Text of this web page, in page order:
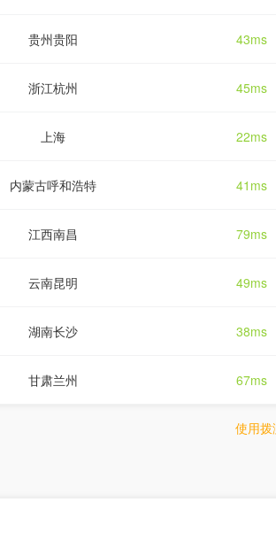
贵州贵阳 43ms
浙江杭州 45ms
上海 22ms
内蒙古呼和浩特 41ms
江西南昌 79ms
云南昆明 49ms
湖南长沙 38ms
甘肃兰州 67ms
使用